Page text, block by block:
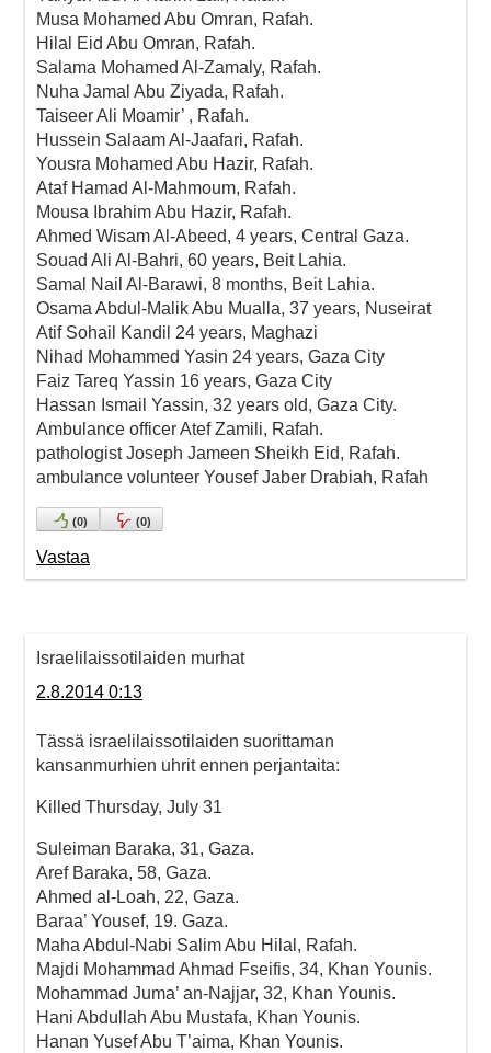
Musa Mohamed Abu Omran, Rafah.
Hilal Eid Abu Omran, Rafah.
Salama Mohamed Al-Zamaly, Rafah.
Nuha Jamal Abu Ziyada, Rafah.
Taiseer Ali Moamir’ , Rafah.
Hussein Salaam Al-Jaafari, Rafah.
Yousra Mohamed Abu Hazir, Rafah.
Ataf Hamad Al-Mahmoum, Rafah.
Mousa Ibrahim Abu Hazir, Rafah.
Ahmed Wisam Al-Abeed, 4 years, Central Gaza.
Souad Ali Al-Bahri, 60 years, Beit Lahia.
Samal Nail Al-Barawi, 8 months, Beit Lahia.
Osama Abdul-Malik Abu Mualla, 37 years, Nuseirat
Atif Sohail Kandil 24 years, Maghazi
Nihad Mohammed Yasin 24 years, Gaza City
Faiz Tareq Yassin 16 years, Gaza City
Hassan Ismail Yassin, 32 years old, Gaza City.
Ambulance officer Atef Zamili, Rafah.
pathologist Joseph Jameen Sheikh Eid, Rafah.
ambulance volunteer Yousef Jaber Drabiah, Rafah
(0) (0)
Vastaa
Israelilaissotilaiden murhat
2.8.2014 0:13
Tässä israelilaissotilaiden suorittaman
kansanmurhien uhrit ennen perjantaita:
Killed Thursday, July 31
Suleiman Baraka, 31, Gaza.
Aref Baraka, 58, Gaza.
Ahmed al-Loah, 22, Gaza.
Baraa’ Yousef, 19. Gaza.
Maha Abdul-Nabi Salim Abu Hilal, Rafah.
Majdi Mohammad Ahmad Fseifis, 34, Khan Younis.
Mohammad Juma’ an-Najjar, 32, Khan Younis.
Hani Abdullah Abu Mustafa, Khan Younis.
Hanan Yusef Abu T’aima, Khan Younis.